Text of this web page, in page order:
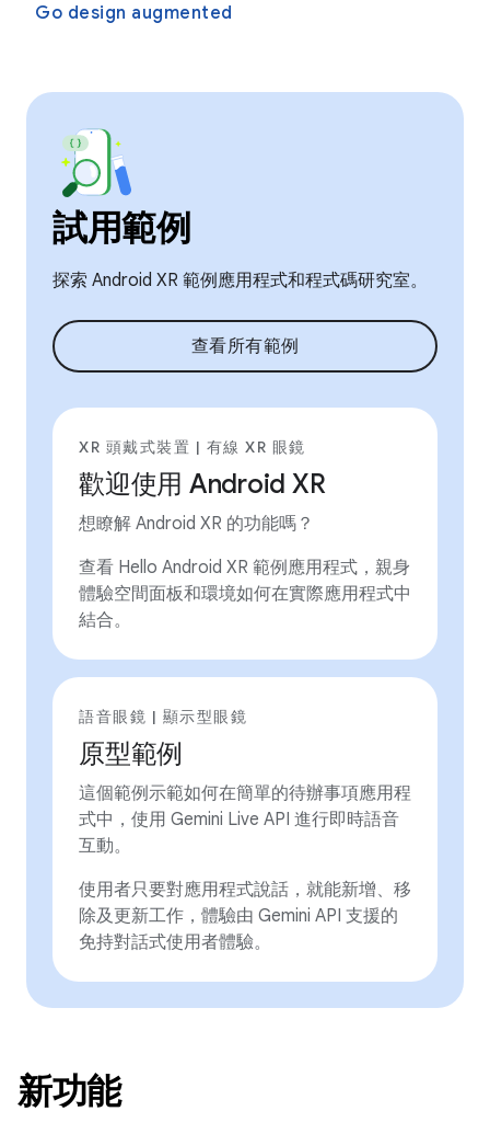
Go design augmented
試用範例
探索 Android XR 範例應用程式和程式碼研究室。
查看所有範例
XR 頭戴式裝置 | 有線 XR 眼鏡
歡迎使用 Android XR
想瞭解 Android XR 的功能嗎？
查看 Hello Android XR 範例應用程式，親身
體驗空間面板和環境如何在實際應用程式中
結合。
語音眼鏡 | 顯示型眼鏡
原型範例
這個範例示範如何在簡單的待辦事項應用程
式中，使用 Gemini Live API 進行即時語音
互動。
使用者只要對應用程式說話，就能新增、移
除及更新工作，體驗由 Gemini API 支援的
免持對話式使用者體驗。
新功能